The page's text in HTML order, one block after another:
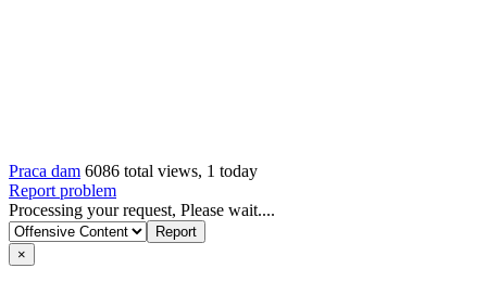
Praca dam 6086 total views, 1 today
Report problem
Processing your request, Please wait....
×